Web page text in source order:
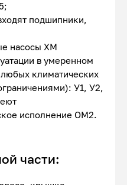
подшипники,
насосы ХМ
в умеренном
климатических
У1, У2,
исполнение ОМ2.
части: